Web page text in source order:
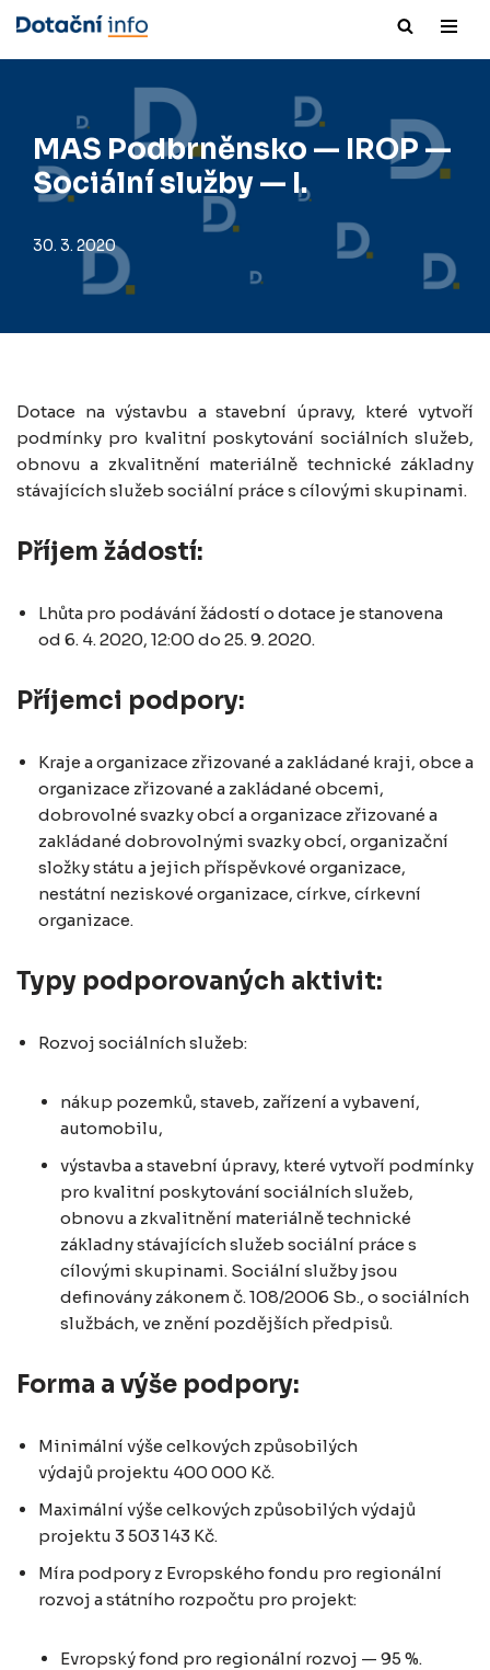
Přeskočit
MAS Podbrněnsko — IROP —
Sociální služby — I.
30. 3. 2020
Dotace na výstavbu a stavební úpravy, které vytvoří
podmínky pro kvalitní poskytování sociálních služeb,
obnovu a zkvalitnění materiálně technické základny
stávajících služeb sociální práce s cílovými skupinami.
Příjem žádostí:
Lhůta pro podávání žádostí o dotace je stanovena
od 6. 4. 2020, 12:00 do 25. 9. 2020.
Příjemci podpory:
Kraje a organizace zřizované a zakládané kraji, obce a
organizace zřizované a zakládané obcemi,
dobrovolné svazky obcí a organizace zřizované a
zakládané dobrovolnými svazky obcí, organizační
složky státu a jejich příspěvkové organizace,
nestátní neziskové organizace, církve, církevní
organizace.
Typy podporovaných aktivit:
Rozvoj sociálních služeb:
nákup pozemků, staveb, zařízení a vybavení,
automobilu,
výstavba a stavební úpravy, které vytvoří podmínky
pro kvalitní poskytování sociálních služeb,
obnovu a zkvalitnění materiálně technické
základny stávajících služeb sociální práce s
cílovými skupinami. Sociální služby jsou
definovány zákonem č. 108/2006 Sb., o sociálních
službách, ve znění pozdějších předpisů.
Forma a výše podpory:
Minimální výše celkových způsobilých
výdajů projektu 400 000 Kč.
Maximální výše celkových způsobilých výdajů
projektu 3 503 143 Kč.
Míra podpory z Evropského fondu pro regionální
rozvoj a státního rozpočtu pro projekt:
Evropský fond pro regionální rozvoj — 95 %.